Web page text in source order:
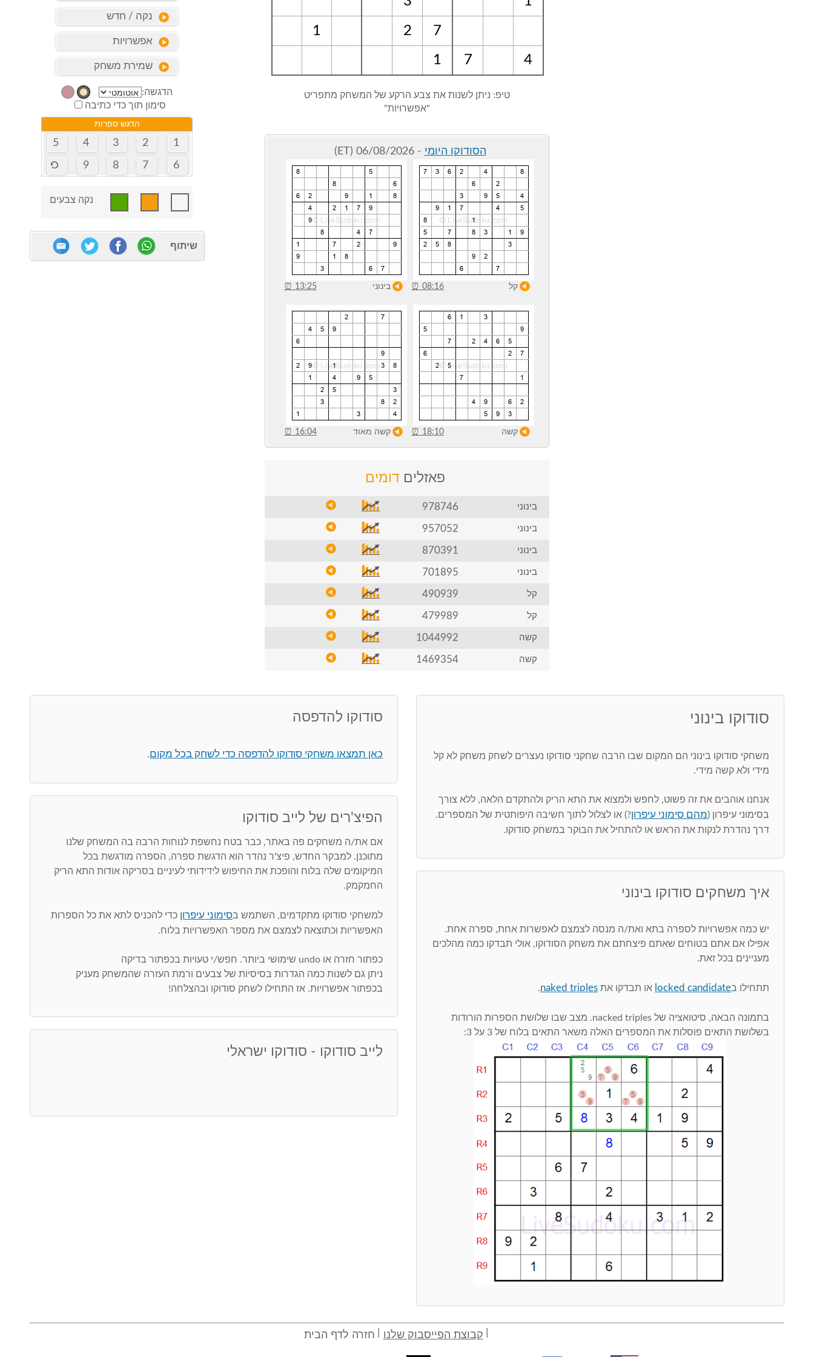
1 2
7
1
7 4
טיפ: ניתן לשנות את צבע הרקע של המשחק מתפריט
"אפשרויות"
הסודוקו היומי - 06/08/2026 (ET)
קל 08:16
⏰ בינוני 13:25
⏰
קשה 18:10
⏰ קשה מאוד 16:04
⏰
פאזלים דומים
בינוני 978746
בינוני 957052
בינוני 870391
בינוני 701895
קל 490939
קל 479989
קשה 1044992
קשה 1469354
נקה / חדש
אפשרויות
שמירת משחק
הדגשה:
סימון תוך כדי כתיבה
הדגש ספרות
1
2
3
4
5
6
7
8
9
נקה צבעים
שיתוף
סודוקו בינוני
משחקי סודוקו בינוני הם המקום שבו הרבה שחקני סודוקו נעצרים לשחק משחק לא קל
מידי ולא קשה מידי.
אנחנו אוהבים את זה פשוט, לחפש ולמצוא את התא הריק ולהתקדם הלאה, ללא צורך
בסימוני עיפרון (מהם סימוני עיפרון?) או לצלול לתוך חשיבה היפותטית של המספרים.
דרך נהדרת לנקות את הראש או להתחיל את הבוקר במשחק סודוקו.
איך משחקים סודוקו בינוני
יש כמה אפשרויות לספרה בתא ואת/ה מנסה לצמצם לאפשרות אחת, ספרה אחת.
אפילו אם אתם בטוחים שאתם פיצחתם את משחק הסודוקו, אולי תבדקו כמה מהלכים
מעניינים בכל זאת.
תתחילו בlocked candidate או תבדקו את naked triples
.
בתמונה הבאה, סיטואציה של nacked triples. מצב שבו שלושת הספרות הורודות
בשלושת התאים פוסלות את המספרים האלה משאר התאים בלוח של 3 על 3:
סודוקו להדפסה
כאן תמצאו משחקי סודוקו להדפסה כדי לשחק בכל מקום.
הפיצ'רים של לייב סודוקו
אם את/ה משחקים פה באתר, כבר בטח נחשפת לנוחות הרבה בה המשחק שלנו
מתוכנן. למבקר החדש, פיצ'ר נהדר הוא הדגשת ספרה, הספרה מודגשת בכל
המיקומים שלה בלוח והופכת את החיפוש לידידותי לעיניים בסריקה אודות התא הריק
החמקמק.
למשחקי סודוקו מתקדמים, השתמש בסימוני עיפרון כדי להכניס לתא את כל הספרות
האפשריות וכתוצאה לצמצם את מספר האפשרויות בלוח.
כפתור חזרה או undo שימושי ביותר. חפש/י טעויות בכפתור בדיקה
ניתן גם לשנות כמה הגדרות בסיסיות של צבעים ורמת העזרה שהמשחק מעניק
בכפתור אפשרויות. אז התחילו לשחק סודוקו ובהצלחה!
לייב סודוקו - סודוקו ישראלי
קבוצת הפייסבוק שלנו חזרה לדף הבית